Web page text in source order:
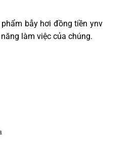
bẫy hơi đồng tiền ynv
làm việc của chúng.